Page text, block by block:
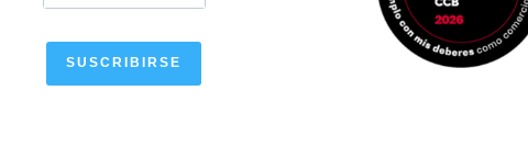
SUSCRIBIRSE